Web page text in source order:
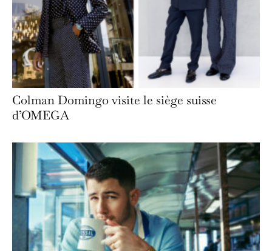
Colman Domingo visite le siège suisse
d’OMEGA